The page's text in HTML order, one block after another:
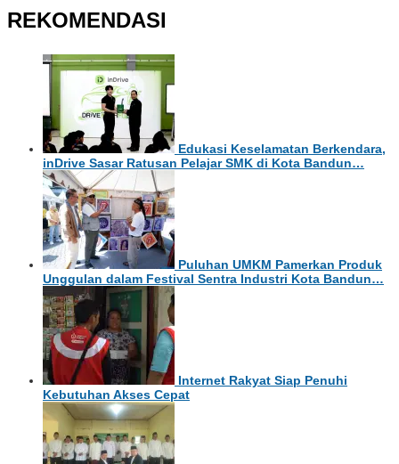
REKOMENDASI
Edukasi Keselamatan Berkendara,
inDrive Sasar Ratusan Pelajar SMK di Kota Bandun…
Puluhan UMKM Pamerkan Produk
Unggulan dalam Festival Sentra Industri Kota Bandun…
Internet Rakyat Siap Penuhi
Kebutuhan Akses Cepat